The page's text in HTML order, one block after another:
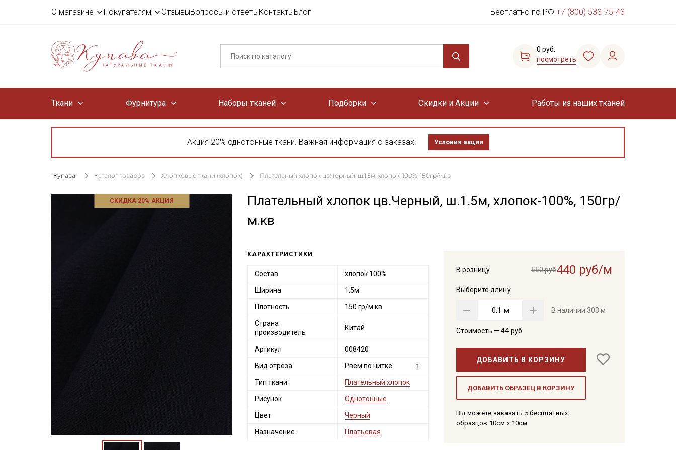
О магазине Покупателям ОтзывыВопросы и ответыКонтактыБлог Бесплатно по РФ +7 (800) 533-75-43
0 руб.
посмотреть
Ткани Фурнитура Наборы тканей Подборки Скидки и Акции Работы из наших тканей
Акция 20% однотонные ткани. Важная информация о заказах! Условия акции
"Купава" Каталог товаров Хлопковые ткани (хлопок) Плательный хлопок цв.Черный, ш.1.5м, хлопок-100%, 150гр/м.кв
СКИДКА 20% АКЦИЯ
Плательный хлопок цв.Черный, ш.1.5м, хлопок-100%, 150гр/
м.кв
В розницу 550 руб440 руб/м
Выберите длину
м В наличии 303 м
Стоимость — 44руб
ДОБАВИТЬ В КОРЗИНУ
ДОБАВИТЬ ОБРАЗЕЦ В КОРЗИНУ
Вы можете заказать 5 бесплатных
образцов 10см x 10см
ХАРАКТЕРИСТИКИ
Состав хлопок 100%
Ширина 1.5м
Плотность 150 гр/м.кв
Страна
производитель
Китай
Артикул 008420
Вид отреза Рвем по нитке ?
Тип ткани Плательный хлопок
Рисунок Однотонные
Цвет Черный
Назначение Платьевая